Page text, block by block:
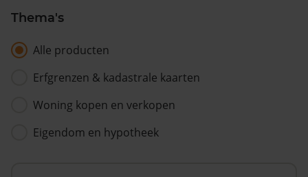
Thema's
Alle producten
Erfgrenzen & kadastrale kaarten
Woning kopen en verkopen
Eigendom en hypotheek